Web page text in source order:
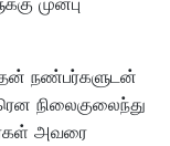
தன் நண்பர்களுடன்
நிலைகுலைந்து
அவரை